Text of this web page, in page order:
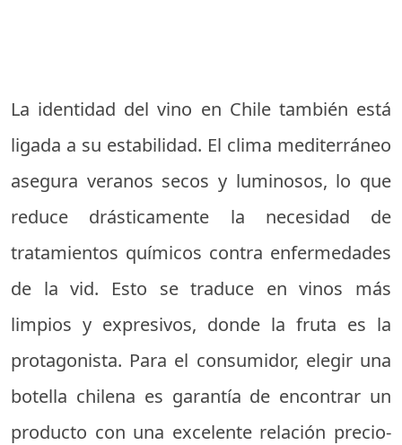
La identidad del vino en Chile también está
ligada a su estabilidad. El clima mediterráneo
asegura veranos secos y luminosos, lo que
reduce drásticamente la necesidad de
tratamientos químicos contra enfermedades
de la vid. Esto se traduce en vinos más
limpios y expresivos, donde la fruta es la
protagonista. Para el consumidor, elegir una
botella chilena es garantía de encontrar un
producto con una excelente relación precio-